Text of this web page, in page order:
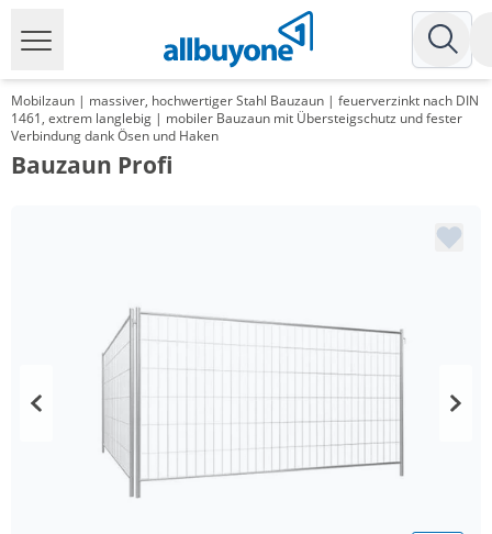
Mobilzaun | massiver, hochwertiger Stahl Bauzaun | feuerverzinkt nach DIN
1461, extrem langlebig | mobiler Bauzaun mit Übersteigschutz und fester
Verbindung dank Ösen und Haken
Bauzaun Profi